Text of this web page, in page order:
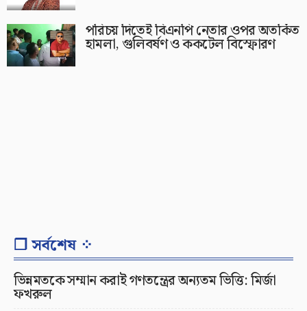
পরিচয় দিতেই বিএনপি নেতার ওপর অতর্কিত
হামলা, গুলিবর্ষণ ও ককটেল বিস্ফোরণ
❐ সর্বশেষ ⁘
ভিন্নমতকে সম্মান করাই গণতন্ত্রের অন্যতম ভিত্তি: মির্জা
ফখরুল